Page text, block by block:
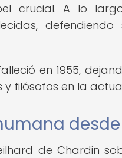
crucial. A lo
en 1955,
y filósofos en la
de Chardin